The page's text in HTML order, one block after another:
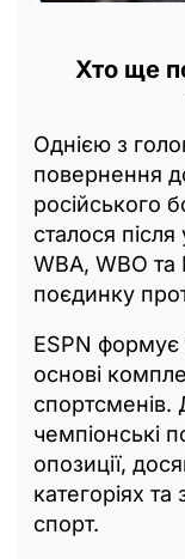
Хто ще
Однією з
повернення
російського
сталося після
WBA, WBO та
поєдинку
ESPN
основі
спортсменів.
чемпіонські
опозиції,
категоріях
спорт.